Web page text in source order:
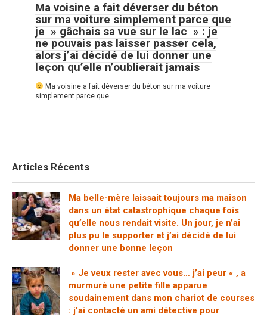
Ma voisine a fait déverser du béton
sur ma voiture simplement parce que
je » gâchais sa vue sur le lac » : je
ne pouvais pas laisser passer cela,
alors j’ai décidé de lui donner une
leçon qu’elle n’oublierait jamais
Ma voisine a fait déverser du béton sur ma voiture
simplement parce que
Articles Récents
Ma belle-mère laissait toujours ma maison
dans un état catastrophique chaque fois
qu’elle nous rendait visite. Un jour, je n’ai
plus pu le supporter et j’ai décidé de lui
donner une bonne leçon
» Je veux rester avec vous… j’ai peur « , a
murmuré une petite fille apparue
soudainement dans mon chariot de courses
: j’ai contacté un ami détective pour